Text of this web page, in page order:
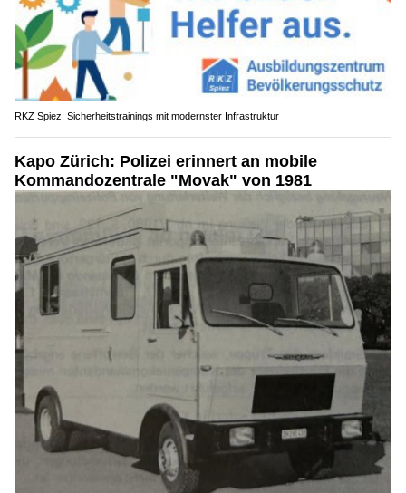
RKZ Spiez: Sicherheitstrainings mit modernster Infrastruktur
Kapo Zürich: Polizei erinnert an mobile
Kommandozentrale "Movak" von 1981